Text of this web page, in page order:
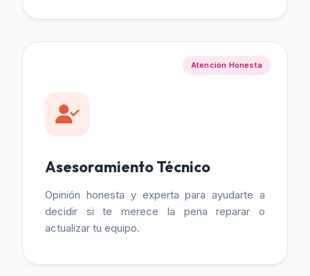
Atención Honesta
Asesoramiento Técnico
Opinión honesta y experta para ayudarte a
decidir si te merece la pena reparar o
actualizar tu equipo.